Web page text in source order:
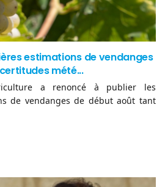
estimations de vendanges
mété...
a renoncé à publier les
de vendanges de début août tant